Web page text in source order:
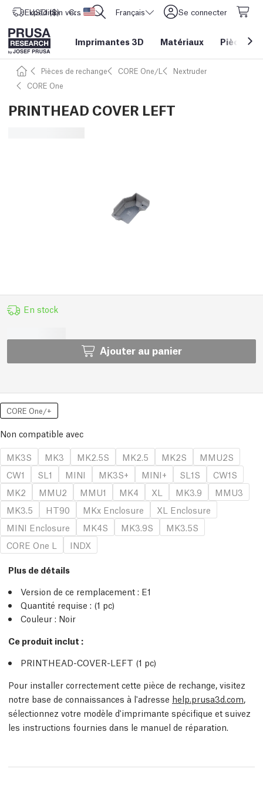
Expédition vers Etats-Unis d'Amérique
USD ($) CORE One L: Maintenant en stock ! Français Se connecter
Imprimantes 3D Matériaux Pièces&
Pièces de rechange CORE One/L
Nextruder
CORE One
PRINTHEAD COVER LEFT
En stock
Ajouter au panier
CORE One/+
Non compatible avec
MK3S
MK3 MK2.5S MK2.5 MK2S
MMU2S
CW1
SL1 MINI MK3S+ MINI+ SL1S
CW1S
MK2
MMU2 MMU1 MK4 XL MK3.9
MMU3
MK3.5
HT90 MKx Enclosure
XL Enclosure
MINI Enclosure
MK4S MK3.9S
MK3.5S
CORE One L
INDX
Plus de détails
Version de ce remplacement : E1
Quantité requise : (1 pc)
Couleur : Noir
Ce produit inclut :
PRINTHEAD-COVER-LEFT (1 pc)
Pour installer correctement cette pièce de rechange, visitez
notre base de connaissances à l'adresse help.prusa3d.com,
sélectionnez votre modèle d'imprimante spécifique et suivez
les instructions fournies dans le manuel de réparation.